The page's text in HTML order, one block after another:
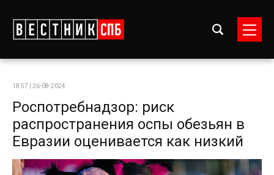
18:57 | 26-08-2024
Роспотребнадзор: риск
распространения оспы обезьян в
Евразии оценивается как низкий